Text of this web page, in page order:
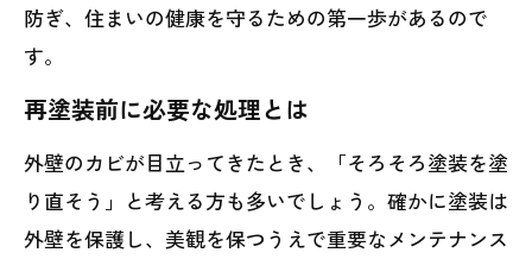
防ぎ、住まいの健康を守るための第一歩があるので
す。
再塗装前に必要な処理とは
外壁のカビが目立ってきたとき、「そろそろ塗装を塗
り直そう」と考える方も多いでしょう。確かに塗装は
外壁を保護し、美観を保つうえで重要なメンテナンス